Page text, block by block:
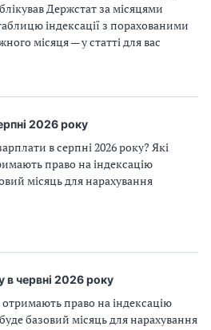
Держстат за місяцями
індексації з порахованими
місяця — у статті для вас
2026 року
в серпні 2026 року? Які
право на індексацію
місяць для нарахування
в червні 2026 року
отримають право на індексацію
базовий місяць для нарахування